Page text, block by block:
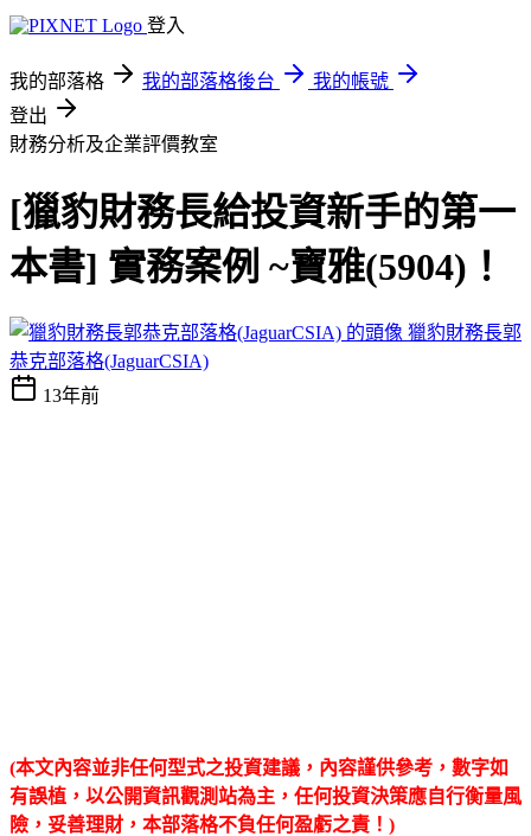
登入
我的部落格 我的部落格後台
我的帳號
登出
財務分析及企業評價教室
[獵豹財務長給投資新手的第一
本書] 實務案例 ~寶雅(5904)！
獵豹財務長郭
恭克部落格(JaguarCSIA)
13年前
(本文內容並非任何型式之投資建議，內容謹供參考，數字如
有誤植，以公開資訊觀測站為主，任何投資決策應自行衡量風
險，妥善理財，本部落格不負任何盈虧之責！)